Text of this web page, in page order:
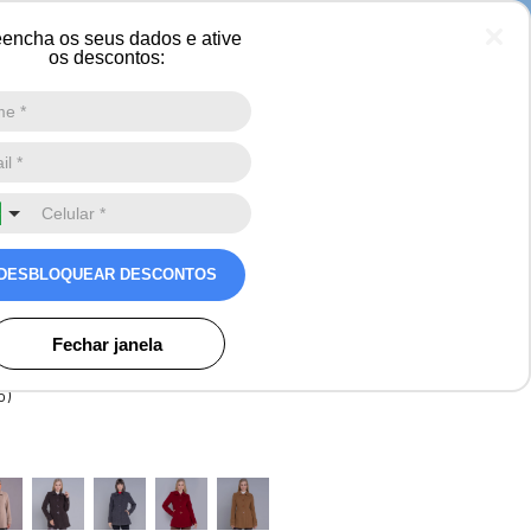
os seus dados e ative
os descontos:
DESBLOQUEAR DESCONTOS
Fechar janela
Feminino Dakota Em